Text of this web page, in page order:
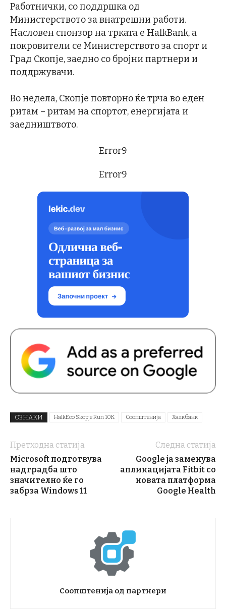
Работнички, со поддршка од
Министерството за внатрешни работи.
Насловен спонзор на трката е HalkBank, а
покровители се Министерството за спорт и
Град Скопје, заедно со бројни партнери и
поддржувачи.
Во недела, Скопје повторно ќе трча во еден
ритам – ритам на спортот, енергијата и
заедништвото.
Error9
Error9
ОЗНАКИ HalkEco Skopje Run 10K Соопштенија Халкбанк
Претходна статија
Microsoft подготвува
надградба што
значително ќе го
забрза Windows 11
Следна статија
Google ја заменува
апликацијата Fitbit со
новата платформа
Google Health
Соопштенија од партнери